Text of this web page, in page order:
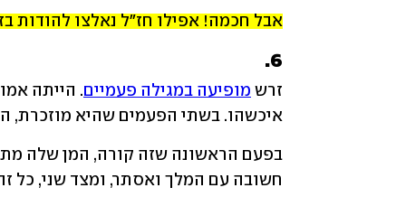
אבל חכמה! אפילו חז"ל נאלצו להודות
6.
זרש מופיעה במגילה פעמיים
איכשהו. בשתי הפעמים שהיא מוזכרת,